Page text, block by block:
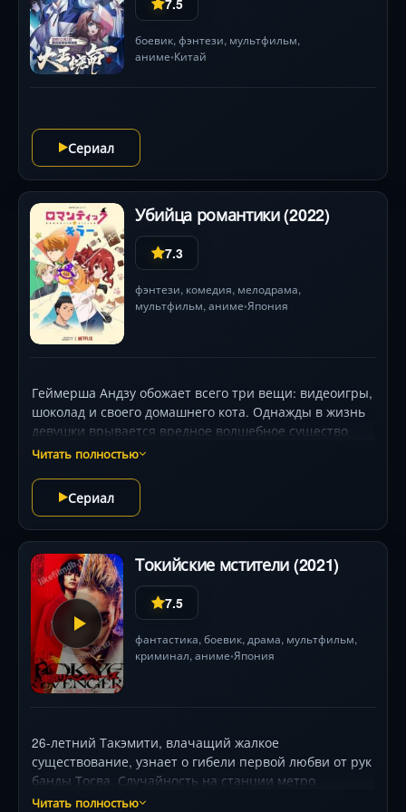
использовать свои передовые медицинские знания,
чтобы продолжать спасать жизни.
боевик, фэнтези, мультфильм,
аниме•Китай
Сериал
Убийца романтики (2022)
7.3
фэнтези, комедия, мелодрама,
мультфильм, аниме•Япония
Геймерша Андзу обожает всего три вещи: видеоигры,
шоколад и своего домашнего кота. Однажды в жизнь
девушки врывается вредное волшебное существо
и переносит её в мир, населенный сплошь
и котиков. Теперь Андзу придётся
приспосабливаться, чтобы выжить в новой
ужасающей реальности и выяснить, как вернуться
домой.
Читать полностью
Сериал
Токийские мстители (2021)
7.5
фантастика, боевик, драма, мультфильм,
криминал, аниме•Япония
26-летний Такэмити, влачащий жалкое
существование, узнает о гибели первой любви от рук
банды Тосва. Случайность на станции метро
отбрасывает его на 12 лет назад — в 2005-й, где он
Читать полностью